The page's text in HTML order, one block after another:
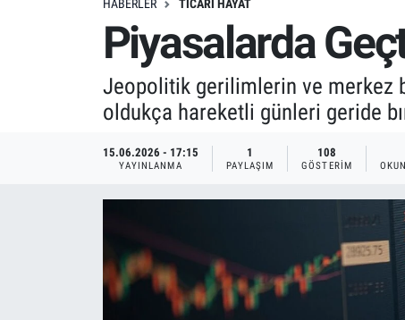
HABERLER TICARI HAYAT
Piyasalarda
Jeopolitik gerilimlerin ve merkez
oldukça hareketli günleri geride
15.06.2026 - 17:15
YAYINLANMA
1
PAYLAŞIM
108
GÖSTERIM